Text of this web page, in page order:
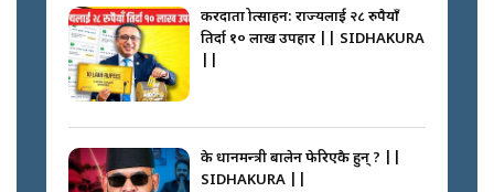
करदाता प्रोत्साहन: राज्यलाई २८ रुपैयाँ
तिर्दा १० लाख उपहार || SIDHAKURA
के प्रधानमन्त्री बालेन फेरिएकै हुन् ? ||
SIDHAKURA ||